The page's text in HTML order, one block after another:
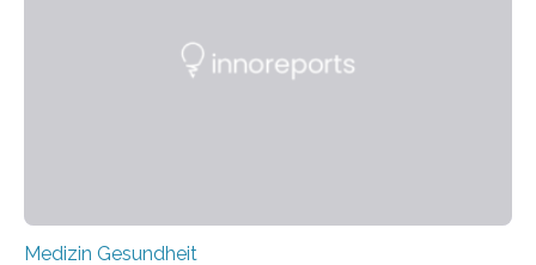
Medizin Gesundheit